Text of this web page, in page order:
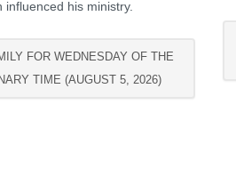
influenced his ministry.
FOR WEDNESDAY OF THE
TIME (AUGUST 5, 2026)